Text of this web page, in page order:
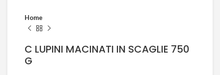
Home
C LUPINI MACINATI IN SCAGLIE 750
G